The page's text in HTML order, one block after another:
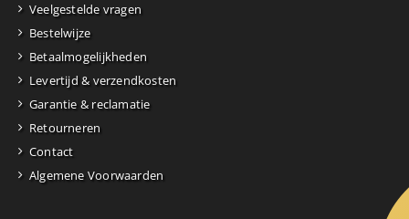
Veelgestelde vragen
Bestelwijze
Betaalmogelijkheden
Levertijd & verzendkosten
Garantie & reclamatie
Retourneren
Contact
Algemene Voorwaarden